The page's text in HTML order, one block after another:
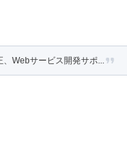
、Webサービス開発サポ...